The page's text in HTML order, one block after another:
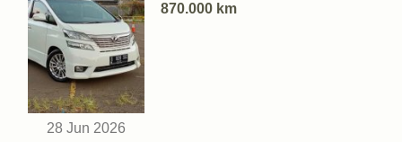
28 Jun 2026
870.000 km